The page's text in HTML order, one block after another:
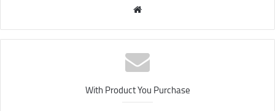
With Product You Purchase